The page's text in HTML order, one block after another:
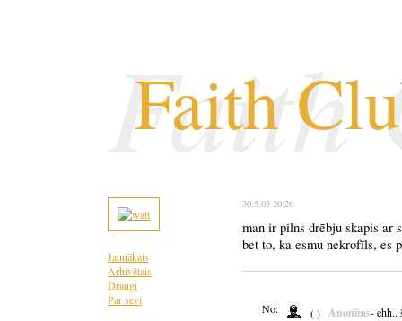
Faith
Faith
Jaunākais
Arhivētais
Draugi
Par sevi
30.5.03 20:26
man ir pilns drēbju skapis ar
bet to, ka esmu nekrofīls, es
No: ( ) Anonīms- ehh..